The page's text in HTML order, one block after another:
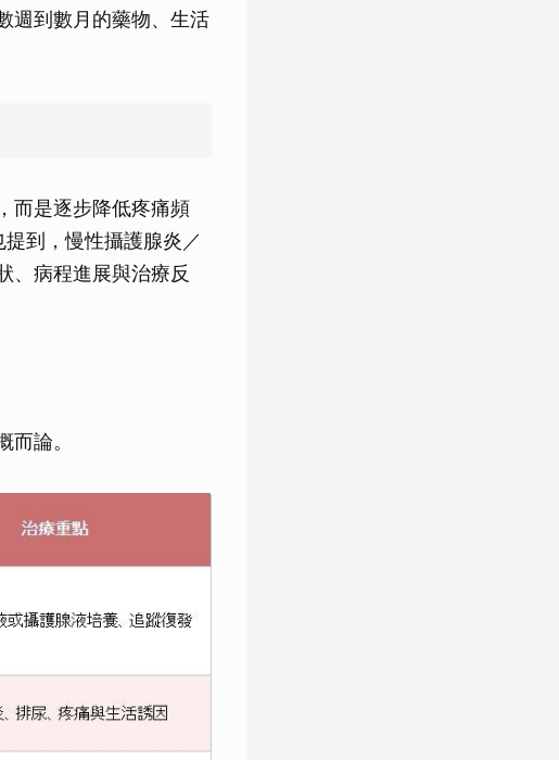
週到數月的藥物、生活
而是逐步降低疼痛頻
到，慢性攝護腺炎／
、病程進展與治療反
論。